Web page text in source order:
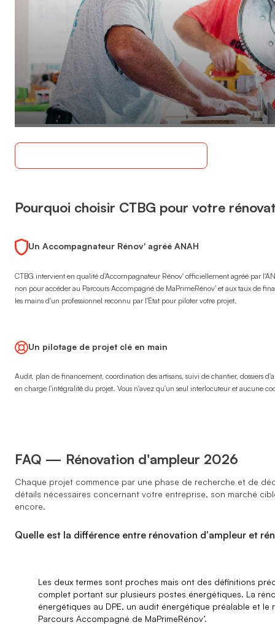
Un auditeur certifié réalise l'audit complet de votre
avec deux scénarios de rénovation permettant d'atteindre
requis. Ce document est la base officielle sur laquelle
dossier de financement.
1 — Audit énergétique réglementaire et définition
CTBG pilote l'ensemble du chantier : sélection et
suivez l'avancement, nous gérons l'exécution.
Pourquoi choisir CTBG pour votre
Un Accompagnateur Rénov' agréé ANAH
CTBG intervient en qualité d'Accompagnateur Rénov' officiellement agréé par
non pour accéder au Parcours Accompagné de MaPrimeRénov' et aux taux de
les mains d'un professionnel reconnu par l'État pour piloter votre projet.
Un pilotage de projet clé en main
Audit, plan de financement, coordination des artisans, suivi de chantier, dossiers
en charge l'intégralité du projet. Vous n'avez qu'un seul interlocuteur et aucune
FAQ — Rénovation d'ampleur 2026
Chaque projet commence par une phase de recherche et de
détails nécessaires concernant votre entreprise, son marché
encore.
Quelle est la différence entre rénovation d'ampleur et
Les deux termes sont proches mais ont des définitions
complet portant sur plusieurs postes énergétiques. La
énergétiques au DPE, un audit énergétique préalable et
Parcours Accompagné de MaPrimeRénov’.